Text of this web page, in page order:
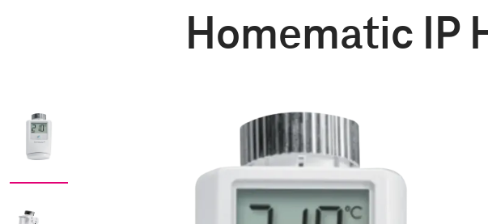
Homematic IP